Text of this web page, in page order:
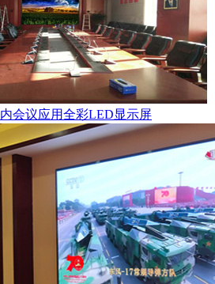
会议应用全彩LED显示屏